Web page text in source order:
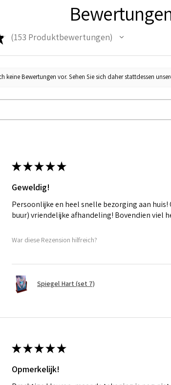
153 Produktbewertungen
153
keine Bewertungen vor. Sehen Sie sich daher stattdessen
★★★★★
Geweldig!
Persoonlijke en heel snelle bezorging aan
buur) vriendelijke afhandeling! Bovendien viel
War diese Rezension hilfreich?
Spiegel Hart (set 7)
★★★★★
Opmerkelijk!